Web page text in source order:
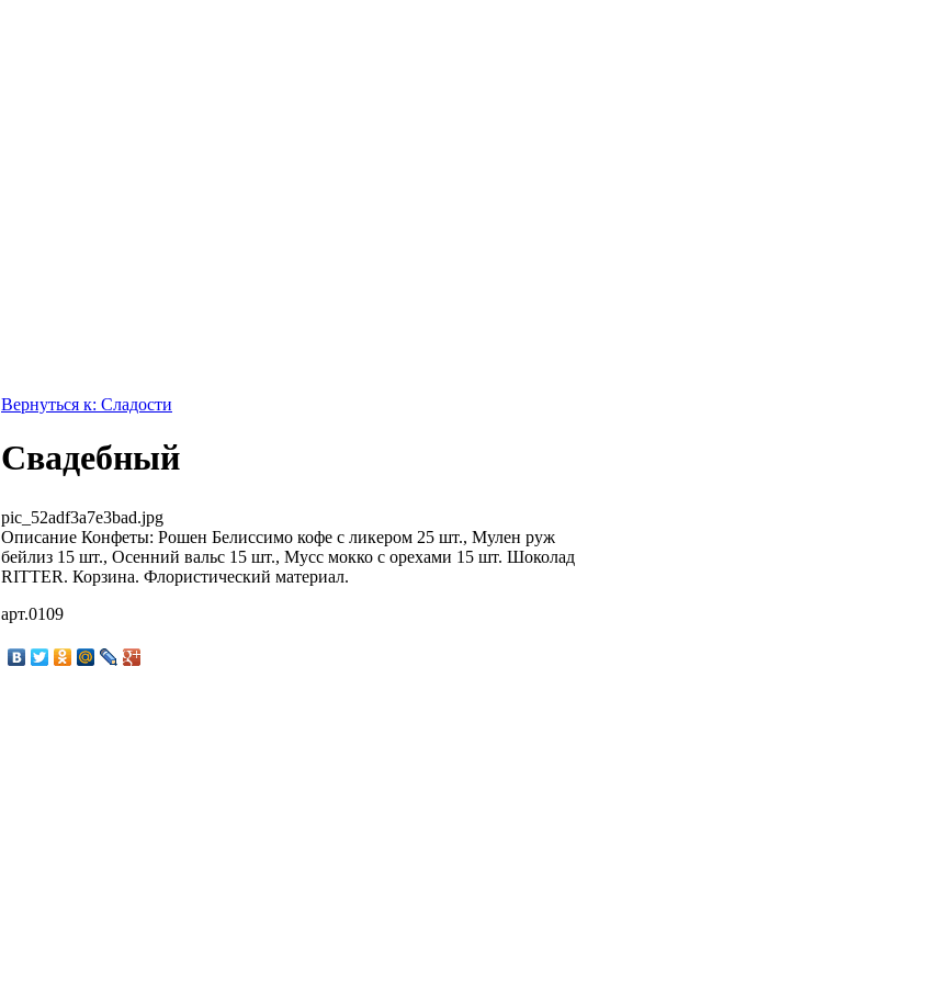
Вернуться к: Сладости
Свадебный
pic_52adf3a7e3bad.jpg
Описание Конфеты: Рошен Белиссимо кофе с ликером 25 шт., Мулен руж
бейлиз 15 шт., Осенний вальс 15 шт., Мусс мокко с орехами 15 шт. Шоколад
RITTER. Корзина. Флористический материал.
арт.0109